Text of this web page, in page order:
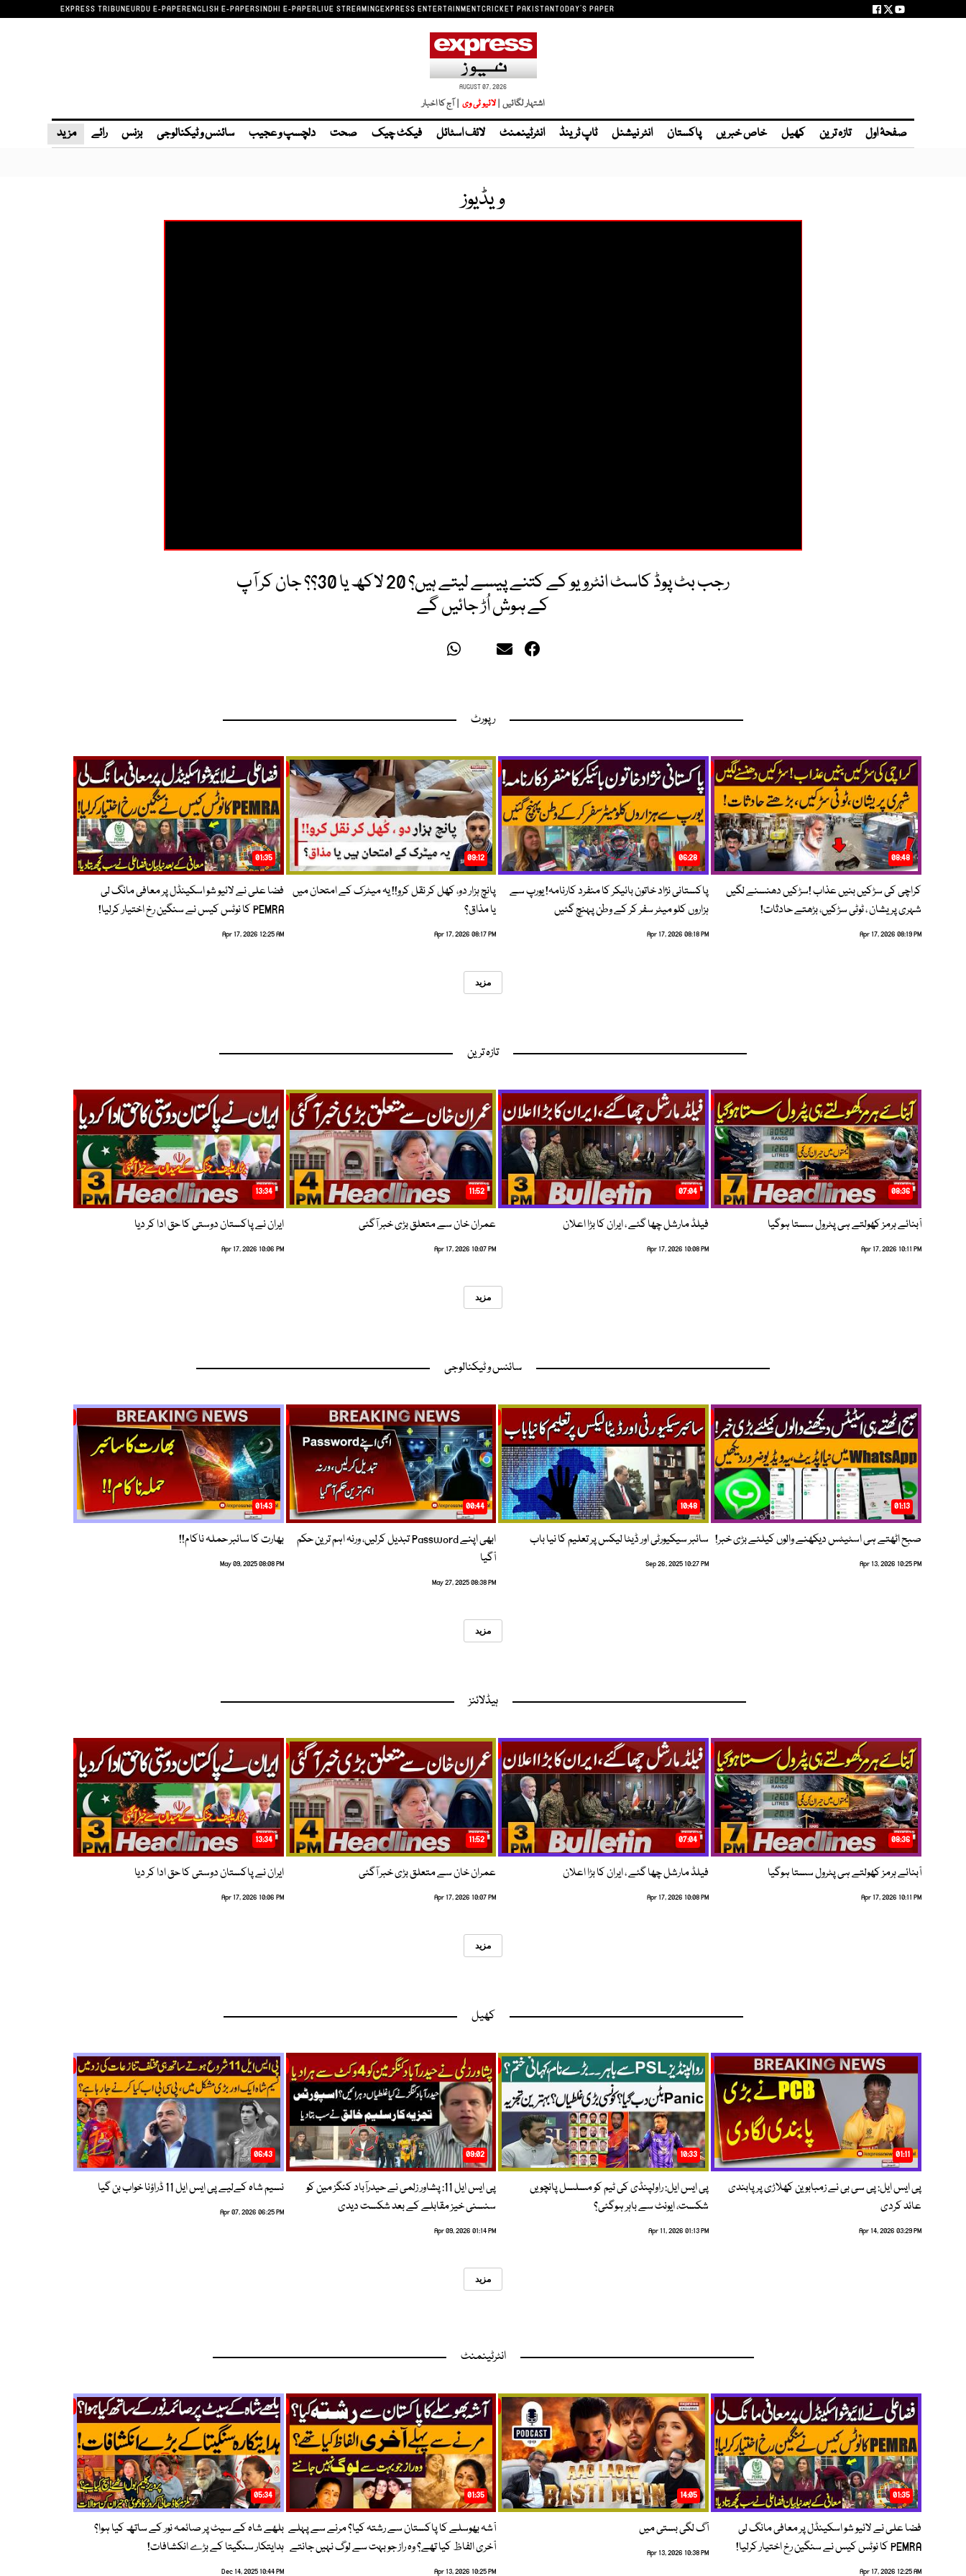
EXPRESS TRIBUNEURDU E-PAPERENGLISH E-PAPERSINDHI E-PAPERLIVE STREAMINGEXPRESS ENTERTAINMENTCRICKET PAKISTANTODAY'S PAPER
AUGUST 07, 2026
اشتہار لگائیں |لائیو ٹی وی | آج کا اخبار
صفحۂ اول تازہ ترین کھیل خاص خبریں پاکستان انٹر نیشنل ٹاپ ٹرینڈ انٹرٹینمنٹ لائف اسٹائل فیکٹ چیک صحت دلچسپ و عجیب سائنس و ٹیکنالوجی بزنس رائے مزید
ویڈیوز
رجب بٹ پوڈ کاسٹ انٹرویو کے کتنے پیسے لیتے ہیں؟ 20 لاکھ یا 30؟؟ جان کر آپ
کے ہوش اُڑ جائیں گے
رپورٹ
08:48
کراچی کی سڑکیں بنیں عذاب !سڑکیں دھنسنے لگیں
شہری پریشان ، ٹوٹی سڑکیں، بڑھتے حادثات!
Apr 17, 2026 08:19 PM
06:28
پاکستانی نژاد خاتون بائیکر کا منفرد کارنامہ! یورپ سے
ہزاروں کلو میٹر سفر کر کے وطن پہنچ گئیں
Apr 17, 2026 08:18 PM
09:12
پانچ ہزار دو، کھل کر نقل کرو!! یہ میٹرک کے امتحان میں
یا مذاق؟
Apr 17, 2026 08:17 PM
01:35
فضا علی نے لائیو شو اسکینڈل پر معافی مانگ لی
PEMRA کا نوٹس کیس نے سنگین رخ اختیار کرلیا!
Apr 17, 2026 12:25 AM
مزید
تازہ ترین
08:36
آبنائے ہرمز کھولتے ہی پٹرول سستا ہوگیا
Apr 17, 2026 10:11 PM
07:04
فیلڈ مارشل چھا گئے ، ایران کا بڑا اعلان
Apr 17, 2026 10:08 PM
11:52
عمران خان سے متعلق بڑی خبر آگئی
Apr 17, 2026 10:07 PM
13:34
ایران نے پاکستان دوستی کا حق ادا کر دیا
Apr 17, 2026 10:06 PM
مزید
سائنس و ٹیکنالوجی
01:13
صبح اٹھتے ہی اسٹیٹس دیکھنے والوں کیلئے بڑی خبر!
Apr 13, 2026 10:25 PM
10:48
سائبر سیکیورٹی اور ڈیٹا لیکس پر تعلیم کا نیا باب
Sep 26, 2025 10:27 PM
00:44
ابھی اپنے Password تبدیل کرلیں، ورنہ اہم ترین حکم
آگیا
May 27, 2025 08:38 PM
01:43
بھارت کا سائبر حملہ ناکام!!
May 09, 2025 08:08 PM
مزید
ہیڈلائنز
08:36
آبنائے ہرمز کھولتے ہی پٹرول سستا ہوگیا
Apr 17, 2026 10:11 PM
07:04
فیلڈ مارشل چھا گئے ، ایران کا بڑا اعلان
Apr 17, 2026 10:08 PM
11:52
عمران خان سے متعلق بڑی خبر آگئی
Apr 17, 2026 10:07 PM
13:34
ایران نے پاکستان دوستی کا حق ادا کر دیا
Apr 17, 2026 10:06 PM
مزید
کھیل
01:11
پی ایس ایل: پی سی بی نے زمبابوین کھلاڑی پر پابندی
عائد کردی
Apr 14, 2026 03:29 PM
10:33
پی ایس ایل: راولپنڈی کی ٹیم کو مسلسل پانچویں
شکست، ایونٹ سے باہر ہوگئی؟
Apr 11, 2026 01:13 PM
09:02
پی ایس ایل 11: پشاور زلمی نے حیدرآباد کنگز مین کو
سنسنی خیز مقابلے کے بعد شکست دیدی
Apr 09, 2026 01:14 PM
06:43
نسیم شاہ کےلیے پی ایس ایل 11 ڈراؤنا خواب بن گیا
Apr 07, 2026 06:25 PM
مزید
انٹرٹینمنٹ
01:35
فضا علی نے لائیو شو اسکینڈل پر معافی مانگ لی
PEMRA کا نوٹس کیس نے سنگین رخ اختیار کرلیا!
Apr 17, 2026 12:25 AM
14:05
آگ لگی بستی میں
Apr 13, 2026 10:38 PM
01:35
آشہ بھوسلے کا پاکستان سے رشتہ کیا؟ مرنے سے پہلے
آخری الفاظ کیا تھے؟ وہ راز جو بہت سے لوگ نہیں جانتے
Apr 13, 2026 10:25 PM
05:34
بلھے شاہ کے سیٹ پر صائمہ نور کے ساتھ کیا ہوا؟
ہدایتکار سنگیتا کے بڑے انکشافات!
Dec 14, 2025 10:44 PM